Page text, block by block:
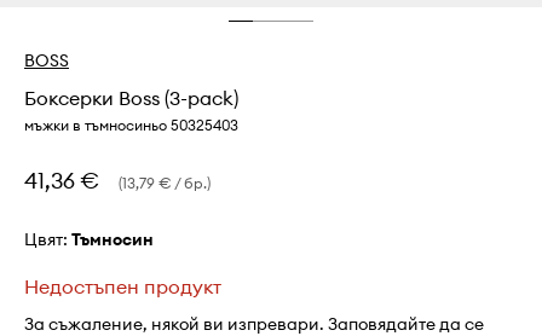
BOSS
Боксерки Boss (3-pack)
мъжки в тъмносиньо 50325403
41,36 € (13,79 € / бр.)
Цвят: тъмносин
Недостъпен продукт
За съжаление, някой ви изпревари. Заповядайте да се